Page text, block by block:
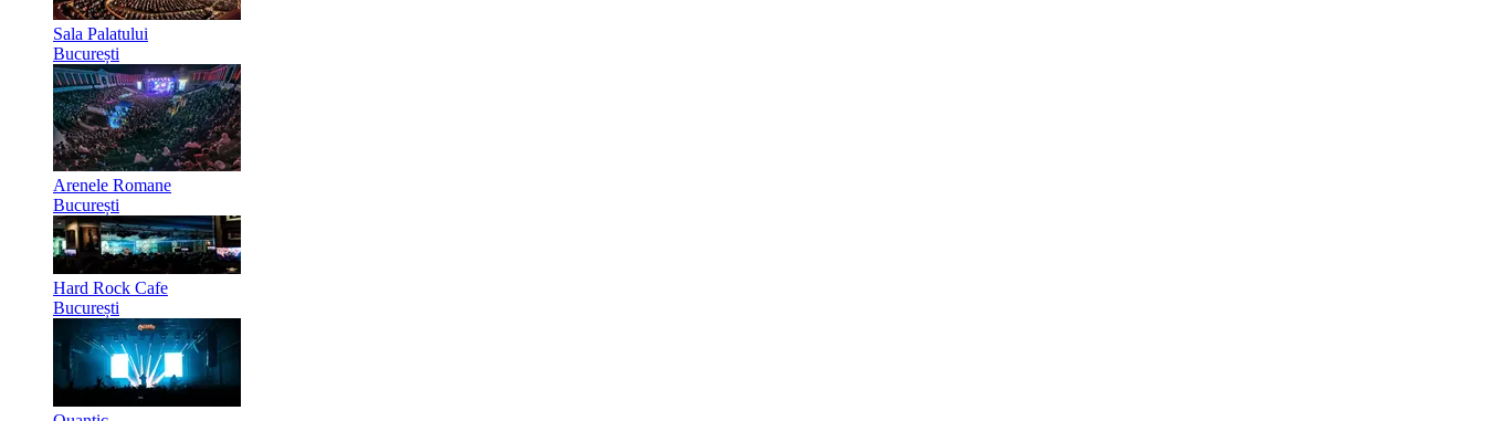
Sala Palatului
București
Arenele Romane
București
Hard Rock Cafe
București